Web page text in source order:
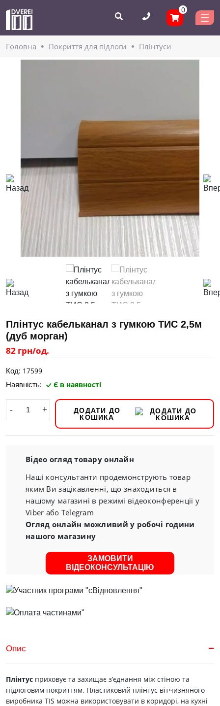
0
Головнa Покриття для підлоги Плінтуси
Плінтус кабельканал з гумкою ТИС 2,5м
(дуб морган)
82 грн/од.
Код: 17599
Наявність: Є в наявності
- +
ДОДАТИ ДО
КОШИКА
Відео огляд товару онлайн
Наші консультанти продемонструють товар
яким Ви зацікавленні, що знаходиться в
нашому магазині в режимі відеоконференції у
Viber або Telegram
Огляд онлайн можливий у робочі години
нашого магазину
ЗАМОВИТИ
ВІДЕОКОНСУЛЬТАЦІЮ
Опис
Плінтус приховує та захищає з’єднання між стіною та
підлоговим покриттям. Пластиковий плінтус вітчизняного
виробника ТIS можна використовувати в коридорі, на кухні